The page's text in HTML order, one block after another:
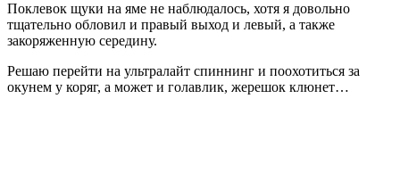
Поклевок щуки на яме не наблюдалось, хотя я довольно
тщательно обловил и правый выход и левый, а также
закоряженную середину.
Решаю перейти на ультралайт спиннинг и поохотиться за
окунем у коряг, а может и голавлик, жерешок клюнет…